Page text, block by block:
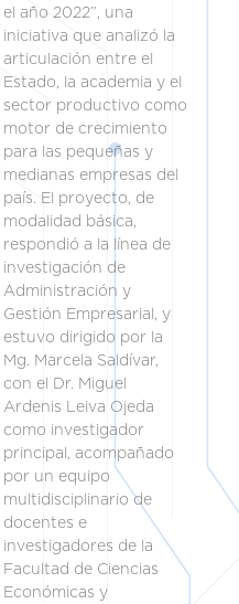
el año 2022”, una
iniciativa que analizó la
articulación entre el
Estado, la academia y el
sector productivo como
motor de crecimiento
para las pequeñas y
medianas empresas del
país. El proyecto, de
modalidad básica,
respondió a la línea de
investigación de
Administración y
Gestión Empresarial, y
estuvo dirigido por la
Mg. Marcela Saldívar,
con el Dr. Miguel
Ardenis Leiva Ojeda
como investigador
principal, acompañado
por un equipo
multidisciplinario de
docentes e
investigadores de la
Facultad de Ciencias
Económicas y